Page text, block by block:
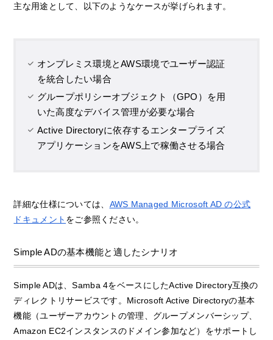
主な用途として、以下のようなケースが挙げられます。
オンプレミス環境とAWS環境でユーザー認証
を統合したい場合
グループポリシーオブジェクト（GPO）を用
いた高度なデバイス管理が必要な場合
Active Directoryに依存するエンタープライズ
アプリケーションをAWS上で稼働させる場合
詳細な仕様については、 AWS Managed Microsoft AD の公式
ドキュメント をご参照ください。
Simple ADの基本機能と適したシナリオ
Simple ADは、Samba 4をベースにしたActive Directory互換の
ディレクトリサービスです。Microsoft Active Directoryの基本
機能（ユーザーアカウントの管理、グループメンバーシップ、
Amazon EC2インスタンスのドメイン参加など）をサポートし